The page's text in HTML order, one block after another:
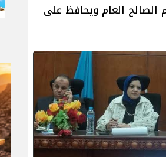
العام ويحافظ على